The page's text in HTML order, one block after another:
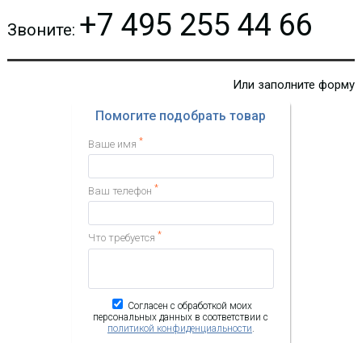
Звоните: +7 495 255 44 66
Или заполните форму
Помогите подобрать товар
Ваше имя *
Ваш телефон *
Что требуется *
Согласен с обработкой моих
персональных данных в соответствии с
политикой конфиденциальности